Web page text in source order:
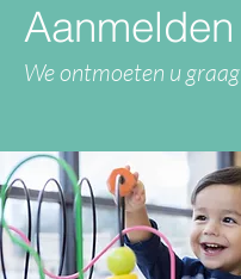
Aanmelden
We ontmoeten u graag